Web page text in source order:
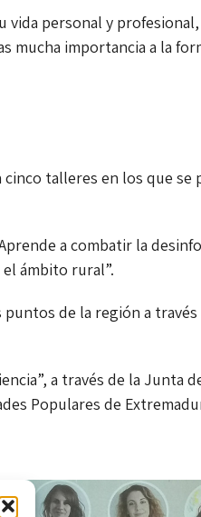
personal y profesional,
mucha importancia a la
talleres en los que se
a combatir la
ámbito rural”.
de la región a través
a través de la Junta
Populares de